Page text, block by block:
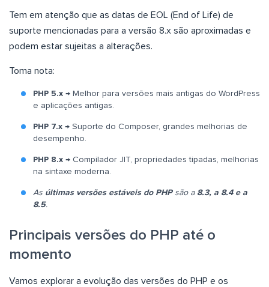
Tem em atenção que as datas de EOL (End of Life) de
suporte mencionadas para a versão 8.x são aproximadas e
podem estar sujeitas a alterações.
Toma nota:
PHP 5.x → Melhor para versões mais antigas do WordPress
e aplicações antigas.
PHP 7.x → Suporte do Composer, grandes melhorias de
desempenho.
PHP 8.x → Compilador JIT, propriedades tipadas, melhorias
na sintaxe moderna.
As últimas versões estáveis do PHPsão a 8.3, a 8.4 e a
8.5.
Principais versões do PHP até o
momento
Vamos explorar a evolução das versões do PHP e os